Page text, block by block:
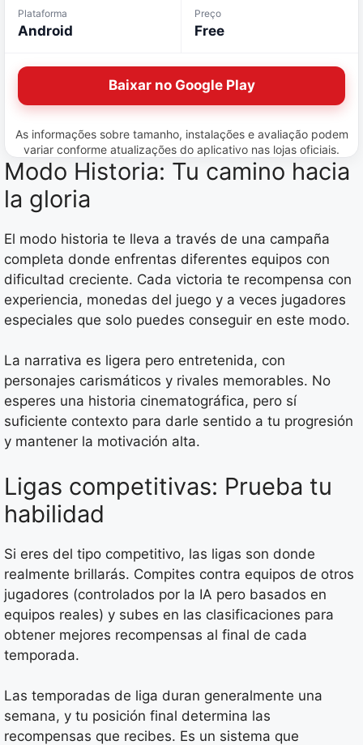
Plataforma
Android
Preço
Free
Baixar no Google Play
As informações sobre tamanho, instalações e avaliação podem
variar conforme atualizações do aplicativo nas lojas oficiais.
Modo Historia: Tu camino hacia
la gloria
El modo historia te lleva a través de una campaña
completa donde enfrentas diferentes equipos con
dificultad creciente. Cada victoria te recompensa con
experiencia, monedas del juego y a veces jugadores
especiales que solo puedes conseguir en este modo.
La narrativa es ligera pero entretenida, con
personajes carismáticos y rivales memorables. No
esperes una historia cinematográfica, pero sí
suficiente contexto para darle sentido a tu progresión
y mantener la motivación alta.
Ligas competitivas: Prueba tu
habilidad
Si eres del tipo competitivo, las ligas son donde
realmente brillarás. Compites contra equipos de otros
jugadores (controlados por la IA pero basados en
equipos reales) y subes en las clasificaciones para
obtener mejores recompensas al final de cada
temporada.
Las temporadas de liga duran generalmente una
semana, y tu posición final determina las
recompensas que recibes. Es un sistema que